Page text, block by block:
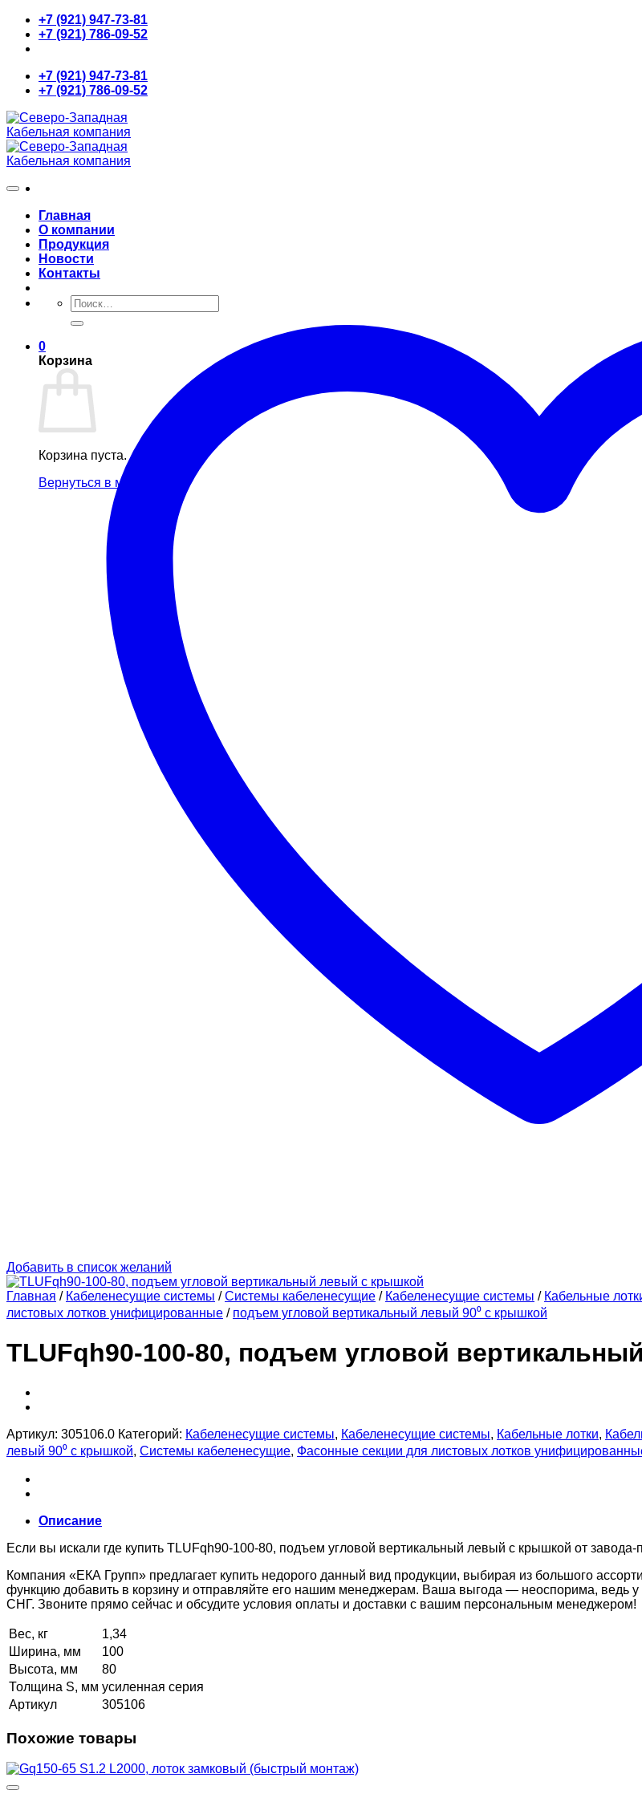
Skip
content
+7 (921) 947-73-81
+7 (921) 786-09-52
+7 (921) 947-73-81
+7 (921) 786-09-52
Главная
О компании
Продукция
Новости
Контакты
Искать:
0
Корзина
Корзина пуста.
Вернуться в магазин
Добавить в список желаний
Главная / Кабеленесущие системы / Системы кабеленесущие / Кабеленесущие системы / Кабельные
листовых лотков унифицированные / подъем угловой вертикальный левый 90⁰ с крышкой
TLUFqh90-100-80, подъем угловой
Артикул: 305106.0 Категорий: Кабеленесущие системы, Кабеленесущие системы, Кабельные лотки,
левый 90⁰ с крышкой, Системы кабеленесущие, Фасонные секции для листовых лотков
Описание
Если вы искали где купить TLUFqh90-100-80, подъем угловой вертикальный левый с крышкой от
Компания «ЕКА Групп» предлагает купить недорого данный вид продукции, выбирая из большого
функцию добавить в корзину и отправляйте его нашим менеджерам. Ваша выгода — неоспорима, ведь
СНГ. Звоните прямо сейчас и обсудите условия оплаты и доставки с вашим персональным менеджером!
Вес, кг
1,34
Ширина, мм
100
Высота, мм
80
Толщина S, мм усиленная серия
Артикул
305106
Похожие товары